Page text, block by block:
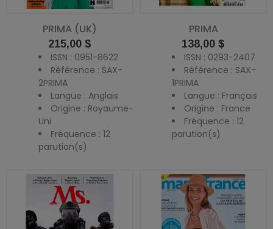
PRIMA (UK)
Prix
215,00 $
ISSN : 0951-8622
Référence : SAX-
2PRIMA
Langue : Anglais
Origine : Royaume-
Uni
Fréquence : 12
parution(s)
PRIMA
Prix
138,00 $
ISSN : 0293-2407
Référence : SAX-
1PRIMA
Langue : Français
Origine : France
Fréquence : 12
parution(s)